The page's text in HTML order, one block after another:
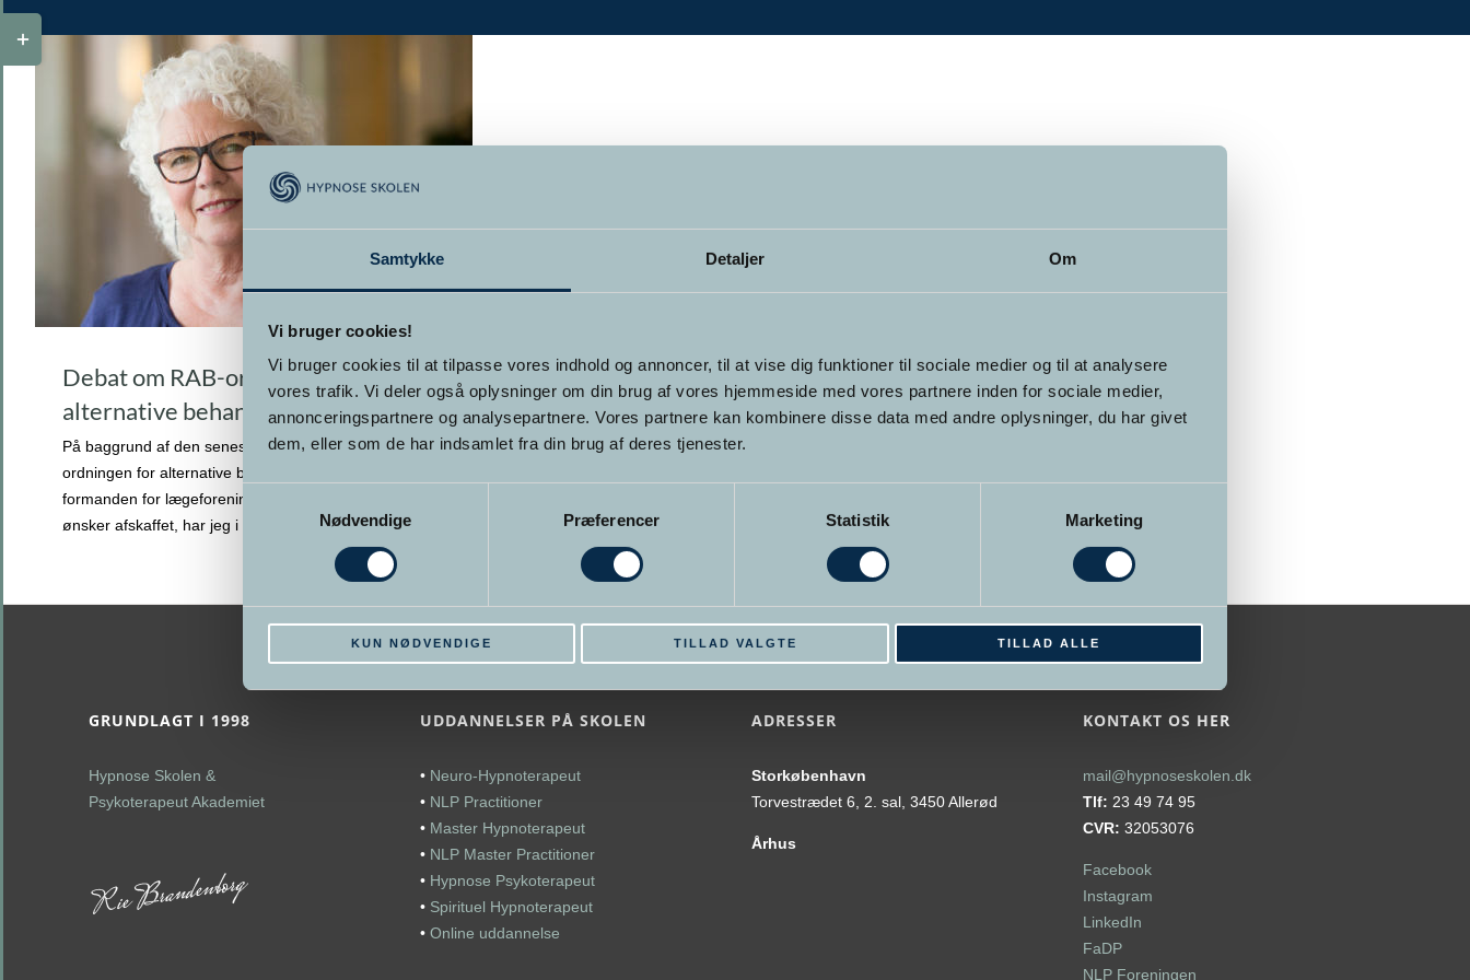
Samtykke Detaljer Om
Vi bruger cookies!
Vi bruger cookies til at tilpasse vores indhold og annoncer, til at vise dig funktioner til sociale medier og til at analysere
vores trafik. Vi deler også oplysninger om din brug af vores hjemmeside med vores partnere inden for sociale medier,
annonceringspartnere og analysepartnere. Vores partnere kan kombinere disse data med andre oplysninger, du har givet
dem, eller som de har indsamlet fra din brug af deres tjenester.
Samtykkevalg
Nødvendige
Præferencer Statistik Marketing
KUN NØDVENDIGE TILLAD VALGTE TILLAD ALLE
Debat om RAB-ordningen for
alternative behandlere
På baggrund af den seneste tids debat omkring RAB-
ordningen for alternative behandlere, som bl.a.
formanden for lægeforeningen Andreas Rudkjøbing
ønsker afskaffet, har jeg i et åbent brev>> Læs mere
GRUNDLAGT I 1998
Hypnose Skolen &
Psykoterapeut Akademiet
UDDANNELSER PÅ SKOLEN
• Neuro-Hypnoterapeut
• NLP Practitioner
• Master Hypnoterapeut
• NLP Master Practitioner
• Hypnose Psykoterapeut
• Spirituel Hypnoterapeut
•Online uddannelse
ADRESSER
Storkøbenhavn
Torvestrædet 6, 2. sal, 3450 Allerød
Århus
KONTAKT OS HER
mail@hypnoseskolen.dk
Tlf: 23 49 74 95
CVR: 32053076
Facebook
Instagram
LinkedIn
FaDP
NLP Foreningen